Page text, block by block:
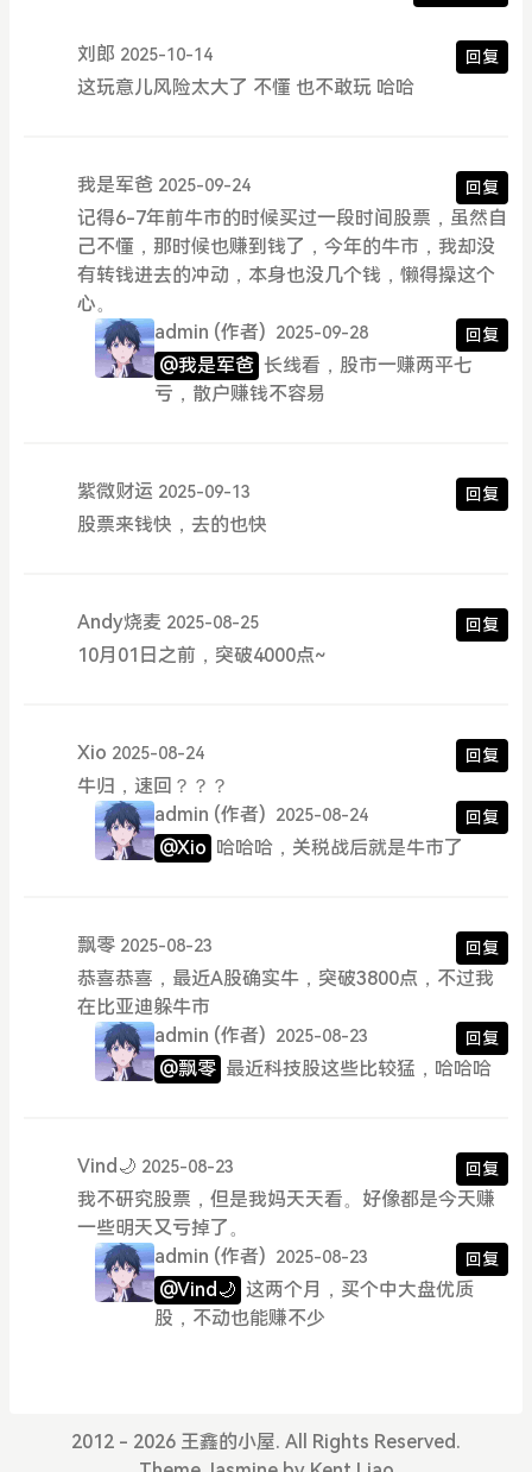
刘郎 2025-10-14 回复
这玩意儿风险太大了 不懂 也不敢玩 哈哈
我是军爸 2025-09-24 回复
记得6-7年前牛市的时候买过一段时间股票，虽然自
己不懂，那时候也赚到钱了，今年的牛市，我却没
有转钱进去的冲动，本身也没几个钱，懒得操这个
心。
admin (作者) 2025-09-28 回复
@我是军爸 长线看，股市一赚两平七
亏，散户赚钱不容易
紫微财运 2025-09-13 回复
股票来钱快，去的也快
Andy烧麦 2025-08-25 回复
10月01日之前，突破4000点~
Xio 2025-08-24 回复
牛归，速回？？？
admin (作者) 2025-08-24 回复
@Xio 哈哈哈，关税战后就是牛市了
飘零 2025-08-23 回复
恭喜恭喜，最近A股确实牛，突破3800点，不过我
在比亚迪躲牛市
admin (作者) 2025-08-23 回复
@飘零 最近科技股这些比较猛，哈哈哈
Vind🌙 2025-08-23 回复
我不研究股票，但是我妈天天看。好像都是今天赚
一些明天又亏掉了。
admin (作者) 2025-08-23 回复
@Vind🌙 这两个月，买个中大盘优质
股，不动也能赚不少
2012 - 2026 王鑫的小屋. All Rights Reserved.